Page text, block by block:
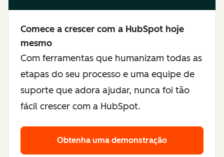
Comece a crescer com a HubSpot hoje
mesmo
Com ferramentas que humanizam todas as
etapas do seu processo e uma equipe de
suporte que adora ajudar, nunca foi tão
fácil crescer com a HubSpot.
Obtenha uma demonstração